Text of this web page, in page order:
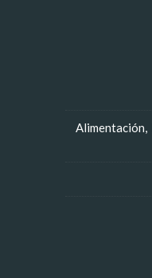
Alimentación